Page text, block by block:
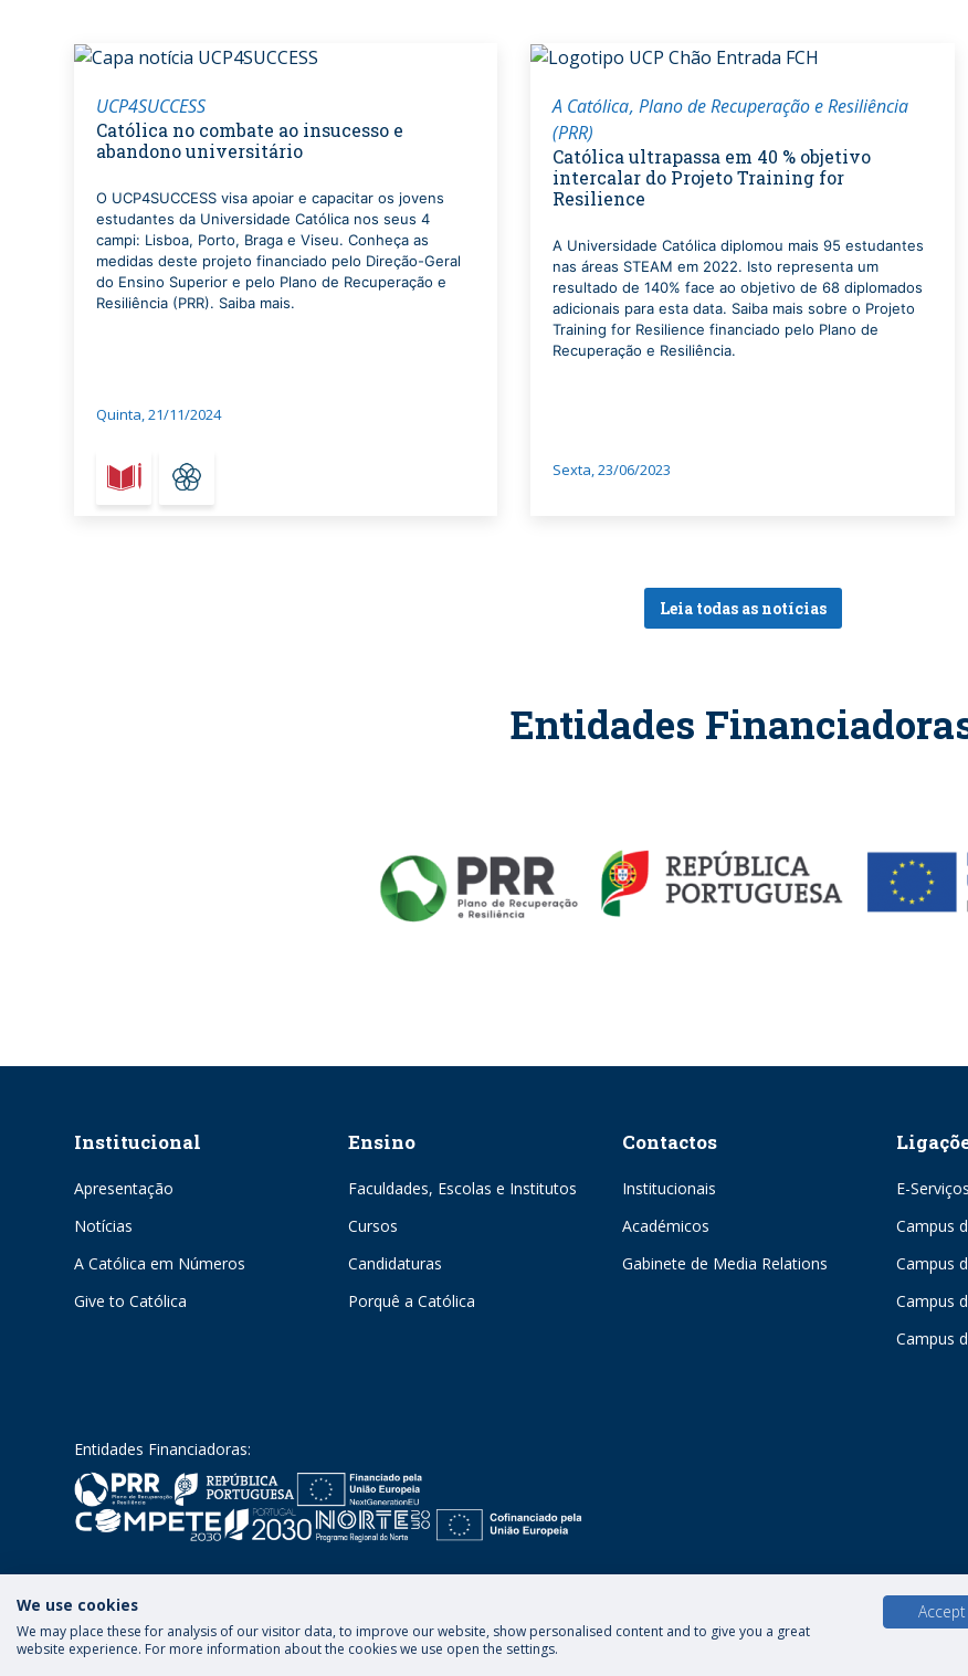
UCP4SUCCESS
Católica no combate ao insucesso e
abandono universitário
O UCP4SUCCESS visa apoiar e capacitar os jovens
estudantes da Universidade Católica nos seus 4
campi: Lisboa, Porto, Braga e Viseu. Conheça as
medidas deste projeto financiado pelo Direção-Geral
do Ensino Superior e pelo Plano de Recuperação e
Resiliência (PRR). Saiba mais.
Quinta, 21/11/2024
A Católica Plano de Recuperação e Resiliência
(PRR)
Católica ultrapassa em 40 % objetivo
intercalar do Projeto Training for
Resilience
A Universidade Católica diplomou mais 95 estudantes
nas áreas STEAM em 2022. Isto representa um
resultado de 140% face ao objetivo de 68 diplomados
adicionais para esta data. Saiba mais sobre o Projeto
Training for Resilience financiado pelo Plano de
Recuperação e Resiliência.
Sexta, 23/06/2023
Leia todas as notícias
Entidades
Institucional
Apresentação
Notícias
A Católica em Números
Give to Católica
Ensino
Faculdades, Escolas e Institutos
Cursos
Candidaturas
Porquê a Católica
Contactos
Institucionais
Académicos
Gabinete de Media Relations
E-Serviços
Campus
Campus
Campus
Campus
Entidades Financiadoras:
Termos & Condições Política de Privacidade Direitos do Titular dos Dados
We use cookies
We may place these for analysis of our visitor data, to improve our website, show personalised content and to give you a great
website experience. For more information about the cookies we use open the settings.